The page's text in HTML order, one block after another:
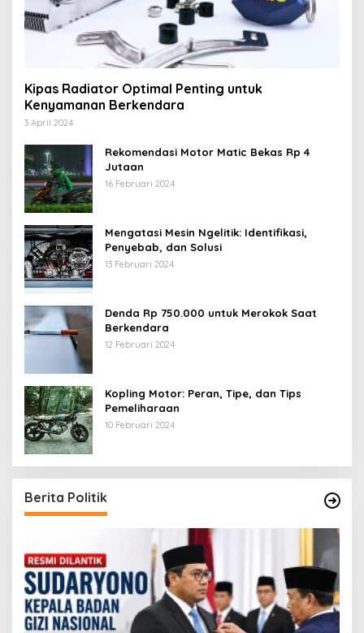
Kipas Radiator Optimal Penting untuk
Kenyamanan Berkendara
3 April 2024
Rekomendasi Motor Matic Bekas Rp 4
Jutaan
16 Februari 2024
Mengatasi Mesin Ngelitik: Identifikasi,
Penyebab, dan Solusi
13 Februari 2024
Denda Rp 750.000 untuk Merokok Saat
Berkendara
12 Februari 2024
Kopling Motor: Peran, Tipe, dan Tips
Pemeliharaan
10 Februari 2024
Berita Politik